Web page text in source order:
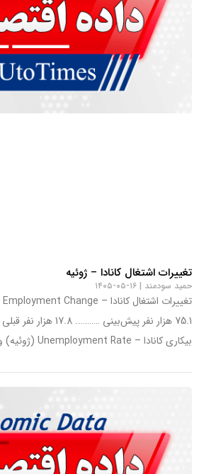
تغییرات اشتغال کانادا – ژوئیه
حمید سودمند ۱۶-۰۵-۱۴۰۵
بیکاری کانادا – Unemployment Rate (ژوئیه) واقعی